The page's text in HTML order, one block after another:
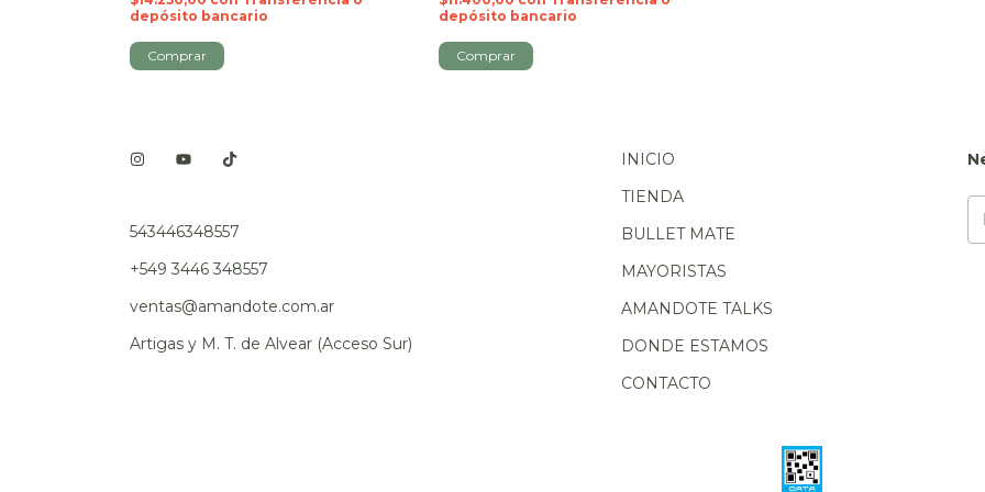
depósito bancario
depósito bancario
543446348557
+549 3446 348557
ventas@amandote.com.ar
Artigas y M. T. de Alvear (Acceso Sur)
INICIO
TIENDA
BULLET MATE
MAYORISTAS
AMANDOTE TALKS
DONDE ESTAMOS
CONTACTO